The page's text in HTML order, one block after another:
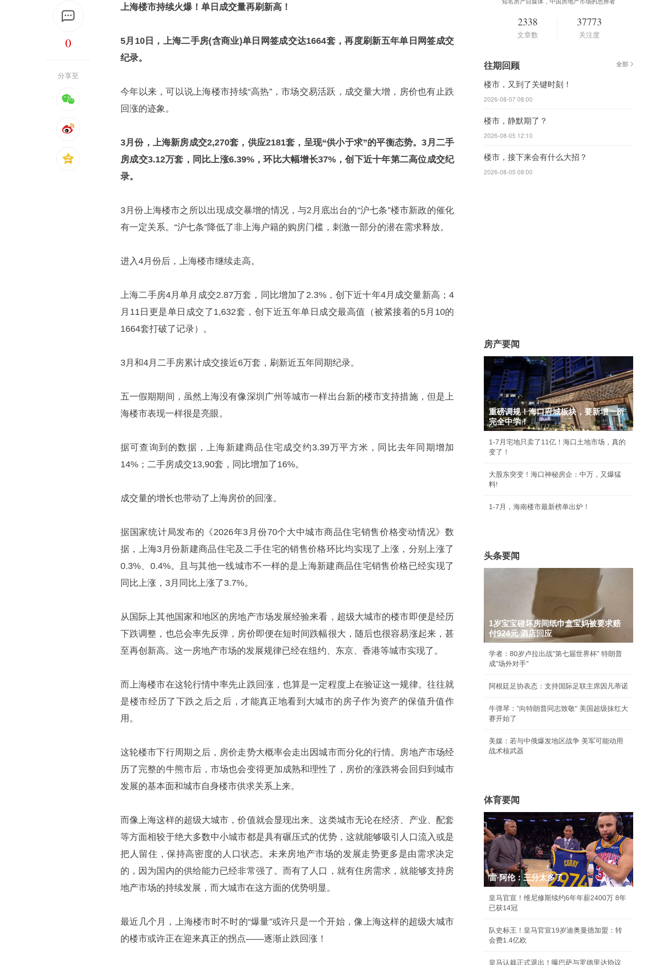
0
分享至
上海楼市持续火爆！单日成交量再刷新高！
5月10日，上海二手房(含商业)单日网签成交达1664套，再度刷新五年单日网签成交
纪录。
今年以来，可以说上海楼市持续“高热”，市场交易活跃，成交量大增，房价也有止跌
回涨的迹象。
3月份，上海新房成交2,270套，供应2181套，呈现“供小于求”的平衡态势。3月二手
房成交3.12万套，同比上涨6.39%，环比大幅增长37%，创下近十年第二高位成交纪
录。
3月份上海楼市之所以出现成交暴增的情况，与2月底出台的“沪七条”楼市新政的催化
有一定关系。“沪七条”降低了非上海户籍的购房门槛，刺激一部分的潜在需求释放。
进入4月份后，上海楼市继续走高。
上海二手房4月单月成交2.87万套，同比增加了2.3%，创下近十年4月成交量新高；4
月11日更是单日成交了1,632套，创下近五年单日成交最高值（被紧接着的5月10的
1664套打破了记录）。
3月和4月二手房累计成交接近6万套，刷新近五年同期纪录。
五一假期期间，虽然上海没有像深圳广州等城市一样出台新的楼市支持措施，但是上
海楼市表现一样很是亮眼。
据可查询到的数据，上海新建商品住宅成交约3.39万平方米，同比去年同期增加
14%；二手房成交13,90套，同比增加了16%。
成交量的增长也带动了上海房价的回涨。
据国家统计局发布的《2026年3月份70个大中城市商品住宅销售价格变动情况》数
据，上海3月份新建商品住宅及二手住宅的销售价格环比均实现了上涨，分别上涨了
0.3%、0.4%。且与其他一线城市不一样的是上海新建商品住宅销售价格已经实现了
同比上涨，3月同比上涨了3.7%。
从国际上其他国家和地区的房地产市场发展经验来看，超级大城市的楼市即便是经历
下跌调整，也总会率先反弹，房价即便在短时间跌幅很大，随后也很容易涨起来，甚
至再创新高。这一房地产市场的发展规律已经在纽约、东京、香港等城市实现了。
而上海楼市在这轮行情中率先止跌回涨，也算是一定程度上在验证这一规律。往往就
是楼市经历了下跌之后之后，才能真正地看到大城市的房子作为资产的保值升值作
用。
这轮楼市下行周期之后，房价走势大概率会走出因城市而分化的行情。房地产市场经
历了完整的牛熊市后，市场也会变得更加成熟和理性了，房价的涨跌将会回归到城市
发展的基本面和城市自身楼市供求关系上来。
而像上海这样的超级大城市，价值就会显现出来。这类城市无论在经济、产业、配套
等方面相较于绝大多数中小城市都是具有碾压式的优势，这就能够吸引人口流入或是
把人留住，保持高密度的人口状态。未来房地产市场的发展走势更多是由需求决定
的，因为国内的供给能力已经非常强了。而有了人口，就有住房需求，就能够支持房
地产市场的持续发展，而大城市在这方面的优势明显。
最近几个月，上海楼市时不时的“爆量”或许只是一个开始，像上海这样的超级大城市
的楼市或许正在迎来真正的拐点——逐渐止跌回涨！
知名房产自媒体，中国房地产市场的思辨者
2338
文章数
37773
关注度
往期回顾 全部
楼市，又到了关键时刻！
2026-08-07 08:00
楼市，静默期了？
2026-08-05 12:10
楼市，接下来会有什么大招？
2026-08-05 08:00
房产要闻
重磅调规！海口府城板块，要新增一所
完全中学！
1-7月宅地只卖了11亿！海口土地市场，真的
变了！
大股东突变！海口神秘房企：中万，又爆猛
料!
1-7月，海南楼市最新榜单出炉！
头条要闻
1岁宝宝碰坏房间纸巾盒宝妈被要求赔
付924元 酒店回应
学者：80岁卢拉出战"第七届世界杯" 特朗普
成"场外对手"
阿根廷足协表态：支持国际足联主席因凡蒂诺
牛弹琴："向特朗普同志致敬" 美国超级抹红大
赛开始了
美媒：若与中俄爆发地区战争 美军可能动用
战术核武器
体育要闻
雷·阿伦：三分太多了
皇马官宣！维尼修斯续约6年年薪2400万 8年
已获14冠
队史标王！皇马官宣19岁迪奥曼德加盟：转
会费1.4亿欧
皇马认栽正式退出！曝巴萨与罗德里达协议